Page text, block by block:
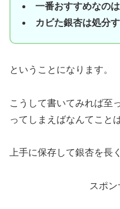
一番おすすめなの
カビた銀杏は処分
ということになります。
こうして書いてみれば至
ってしまえばなんてこと
上手に保存して銀杏を長
スポン